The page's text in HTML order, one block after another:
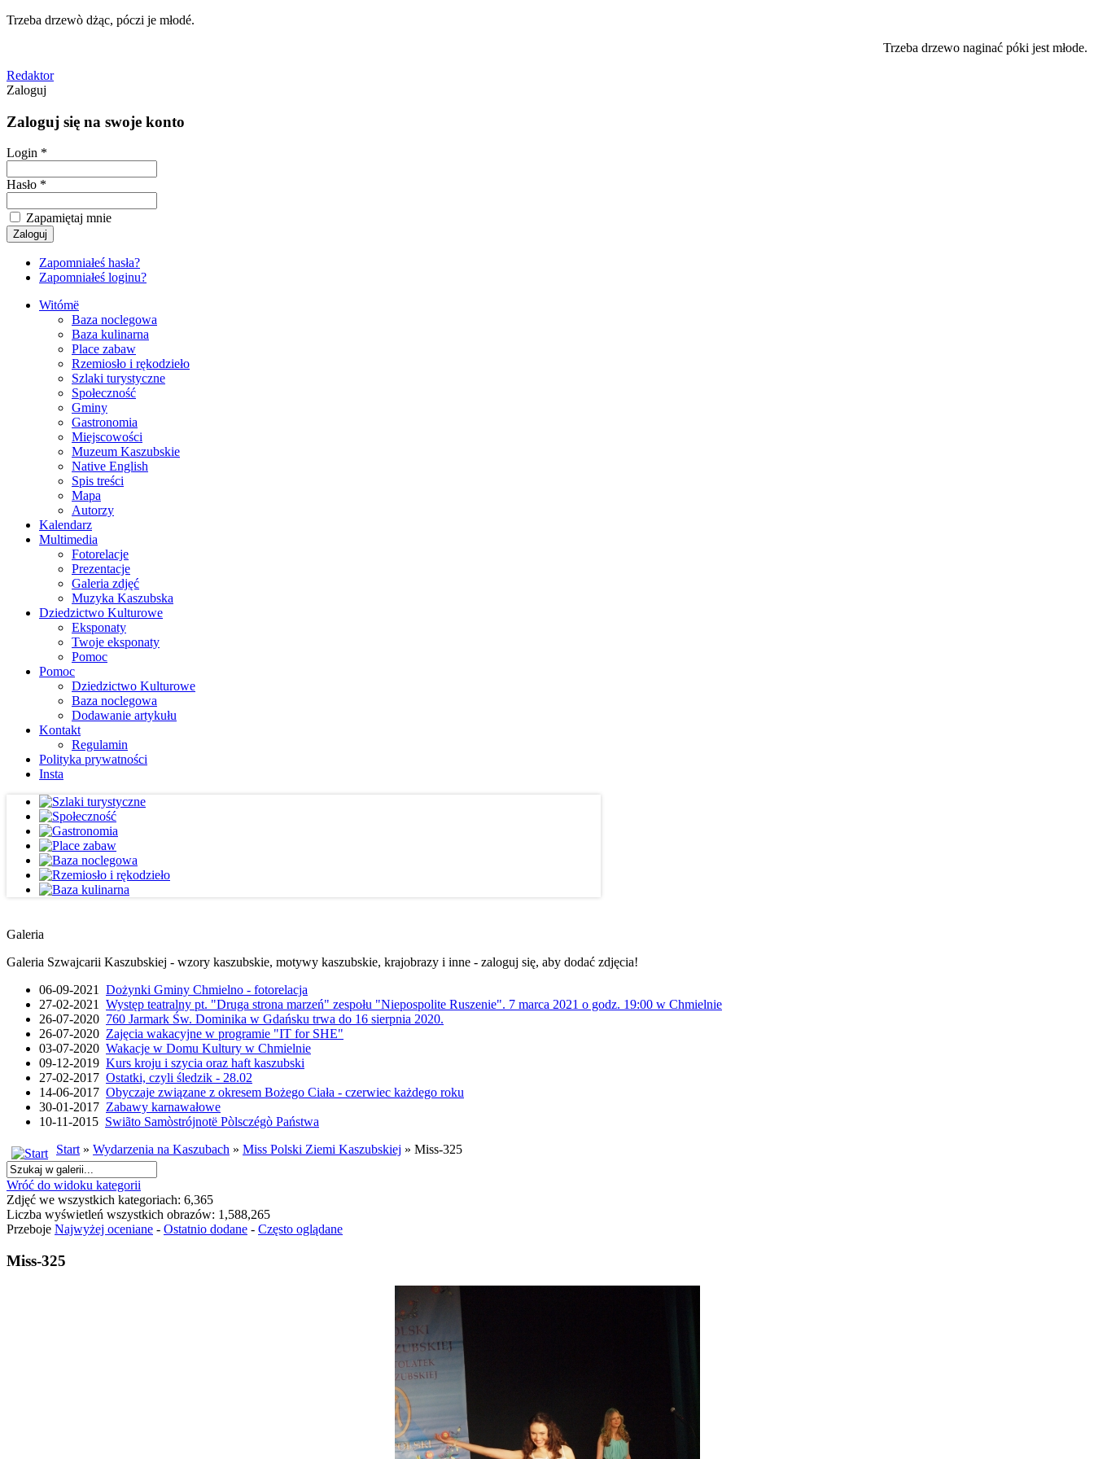
Trzeba drzewò dżąc, póczi je młodé.
Trzeba drzewo naginać póki jest młode.
Redaktor
Zaloguj
Zaloguj się na swoje konto
Login *
Hasło *
Zapamiętaj mnie
Zapomniałeś hasła?
Zapomniałeś loginu?
Witómë
Baza noclegowa
Baza kulinarna
Place zabaw
Rzemiosło i rękodzieło
Szlaki turystyczne
Społeczność
Gminy
Gastronomia
Miejscowości
Muzeum Kaszubskie
Native English
Spis treści
Mapa
Autorzy
Kalendarz
Multimedia
Fotorelacje
Prezentacje
Galeria zdjęć
Muzyka Kaszubska
Dziedzictwo Kulturowe
Eksponaty
Twoje eksponaty
Pomoc
Pomoc
Dziedzictwo Kulturowe
Baza noclegowa
Dodawanie artykułu
Kontakt
Regulamin
Polityka prywatności
Insta
Galeria
Galeria Szwajcarii Kaszubskiej - wzory kaszubskie, motywy kaszubskie, krajobrazy i inne - zaloguj się, aby dodać zdjęcia!
06-09-2021 Dożynki Gminy Chmielno - fotorelacja
27-02-2021 Występ teatralny pt. "Druga strona marzeń" zespołu "Niepospolite Ruszenie". 7 marca 2021 o godz. 19:00 w Chmielnie
26-07-2020 760 Jarmark Św. Dominika w Gdańsku trwa do 16 sierpnia 2020.
26-07-2020 Zajęcia wakacyjne w programie "IT for SHE"
03-07-2020 Wakacje w Domu Kultury w Chmielnie
09-12-2019 Kurs kroju i szycia oraz haft kaszubski
27-02-2017 Ostatki, czyli śledzik - 28.02
14-06-2017 Obyczaje związane z okresem Bożego Ciała - czerwiec każdego roku
30-01-2017 Zabawy karnawałowe
10-11-2015 Swiãto Samòstrójnotë Pòlsczégò Państwa
Start» Wydarzenia na Kaszubach » Miss Polski Ziemi Kaszubskiej » Miss-325
Wróć do widoku kategorii
Zdjęć we wszystkich kategoriach: 6,365
Liczba wyświetleń wszystkich obrazów: 1,588,265
Przeboje Najwyżej oceniane - Ostatnio dodane - Często oglądane
Miss-325